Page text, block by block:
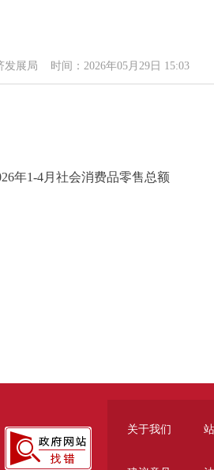
发展局 时间：2026年05月29日 15:03
年1-4月社会消费品零售总额
关于我们